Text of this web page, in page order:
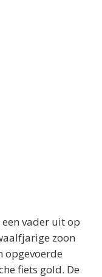
vader uit op
zoon
opgevoerde
fiets gold. De